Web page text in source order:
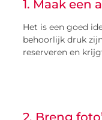
1. Maak een
Het is een goed
behoorlijk druk
reserveren en
2. Breng